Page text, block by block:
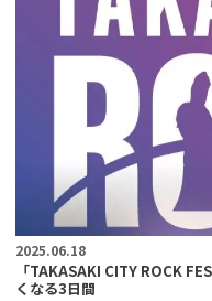
2025.06.18
「TAKASAKI CITY ROCK
くなる3日間